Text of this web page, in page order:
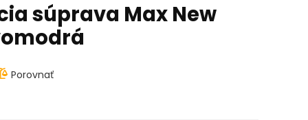
súprava Max New
Porovnať